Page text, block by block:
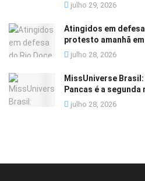
julho 29, 2026
Atingidos em
protesto amanhã
julho 28, 2026
MissUniverse
Pancas é a segunda
julho 28, 2026